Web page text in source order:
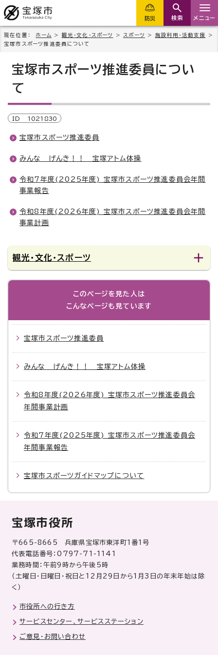
防災 検索 メニュー
現在位置： ホーム > 観光・文化・スポーツ > スポーツ > 施設利用・活動支援
>
宝塚市スポーツ推進委員について
宝塚市スポーツ推進委員につい
て
ID 1021830
宝塚市スポーツ推進委員
みんな げんき！！ 宝塚アトム体操
令和7年度(2025年度) 宝塚市スポーツ推進委員会年間
事業報告
令和8年度(2026年度) 宝塚市スポーツ推進委員会年間
事業計画
観光・文化・スポーツ
このページを見た人は
こんなページも見ています
宝塚市スポーツ推進委員
みんな げんき！！ 宝塚アトム体操
令和8年度(2026年度) 宝塚市スポーツ推進委員会
年間事業計画
令和7年度(2025年度) 宝塚市スポーツ推進委員会
年間事業報告
宝塚市スポーツガイドマップについて
宝塚市役所
〒665-8665 兵庫県宝塚市東洋町1番1号
代表電話番号：0797-71-1141
業務時間：午前9時から午後5時
（土曜日・日曜日・祝日と12月29日から1月3日の年末年始は除
く）
市役所への行き方
サービスセンター、サービスステーション
ご意見・お問い合わせ